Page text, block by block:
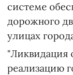
системе
дорожного
улицах
"Ликвидация
реализацию